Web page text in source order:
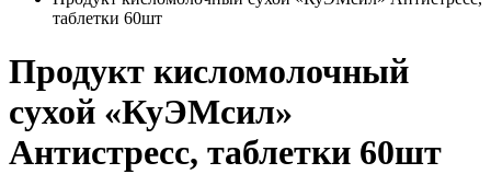
таблетки 60шт
Продукт кисломолочный
сухой «КуЭМсил»
Антистресс, таблетки 60шт